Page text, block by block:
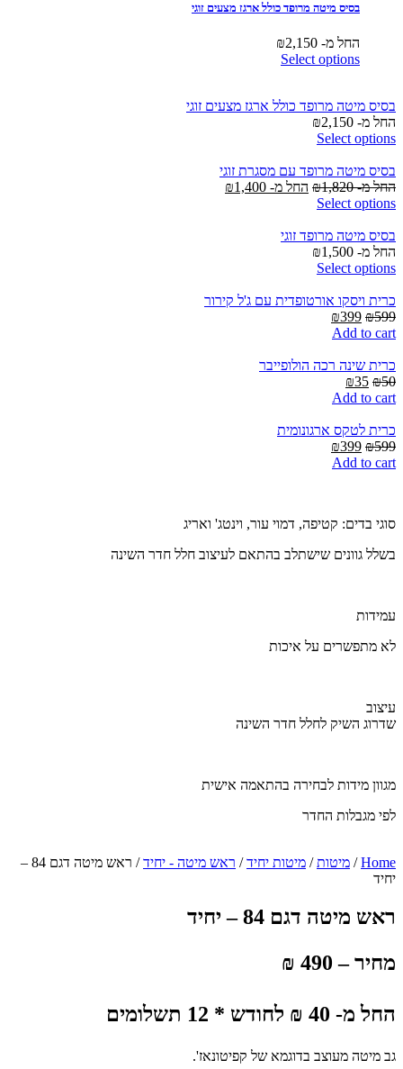
בסיס מיטה מרופד כולל ארגז מצעים זוגי
החל מ- ₪2,150
Select options
בסיס מיטה מרופד כולל ארגז מצעים זוגי
החל מ-
₪2,150
Select options
בסיס מיטה מרופד עם מסגרת זוגי
החל מ-
₪1,820 החל מ- ₪1,400
Select options
בסיס מיטה מרופד זוגי
החל מ-
₪1,500
Select options
כרית ויסקו אורטופדית עם ג'ל קירור
₪599
Original
price
₪599.
₪399
₪399.
Add to cart
כרית שינה רכה הולופייבר
₪50
Original
price
₪50.
₪35
price
₪35.
Add to cart
כרית לטקס ארגונומית
₪599
Original
price
₪399
Add to cart
סוגי בדים: קטיפה, דמוי עור, וינטג' ואריג
בשלל גוונים שישתלב בהתאם לעיצוב חלל חדר השינה
עמידות
לא מתפשרים על איכות
עיצוב
שדרוג השיק לחלל חדר השינה
מגוון מידות לבחירה בהתאמה אישית
לפי מגבלות החדר
Home
/ מיטות/ מיטות יחיד/ ראש מיטה - יחיד
/ ראש מיטה דגם 84 –
יחיד
ראש מיטה דגם 84 – יחיד
מחיר – 490 ₪
החל מ- 40 ₪ לחודש * 12 תשלומים
גב מיטה מעוצב בדוגמא של קפיטונאז'.